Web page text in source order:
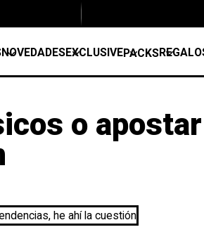
NOVEDADESEXCLUSIVEPACKS
o